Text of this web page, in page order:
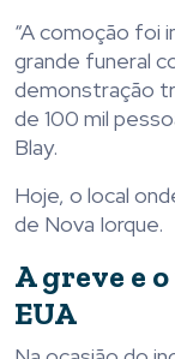
“A comoção foi
grande funeral
demonstração
de 100 mil
Blay.
Hoje, o local
de Nova Iorque.
A greve e
EUA